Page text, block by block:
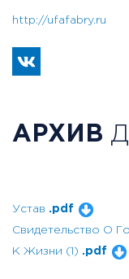
http://ufafabry.ru
АРХИВ
Устав .pdf
Свидетельство О
К Жизни (1) .pdf